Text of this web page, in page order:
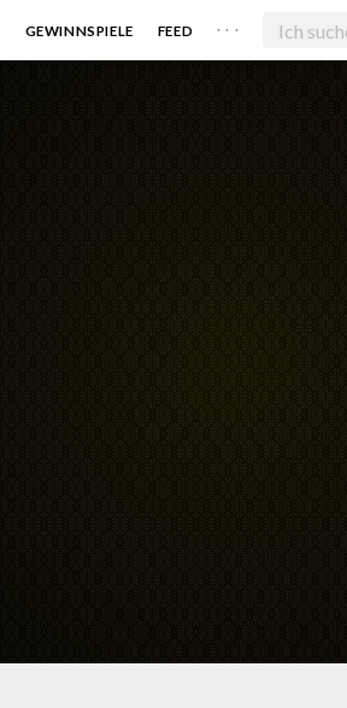
GEWINNSPIELE FEED . . .